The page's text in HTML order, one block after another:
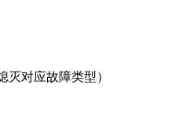
灭对应故障类型）